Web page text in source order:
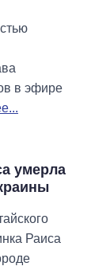
в эфире
умерла
Раиса